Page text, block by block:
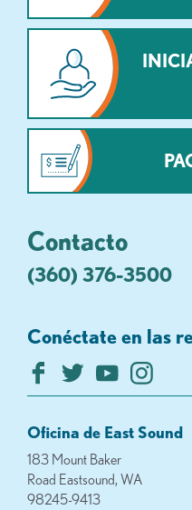
Contacto
(360) 376-3500
Conéctate en las
Oficina de East Sound
183 Mount Baker
Road Eastsound, WA
98245-9413